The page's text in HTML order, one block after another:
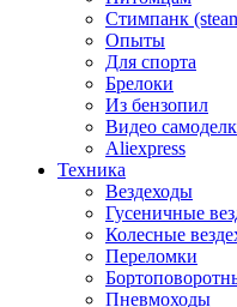
Стимпанк
Опыты
Для спорта
Брелоки
Из бензопил
Видео
Aliexpress
Техника
Вездеходы
Гусеничные
Колесные
Переломки
Пневмоходы